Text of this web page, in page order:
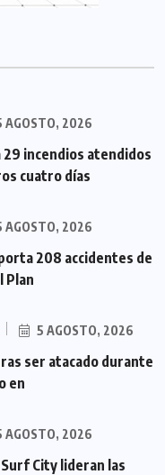
AGOSTO, 2026
incendios atendidos
cuatro días
AGOSTO, 2026
208 accidentes de
Plan
5 AGOSTO, 2026
ser atacado durante
en
AGOSTO, 2026
City lideran las